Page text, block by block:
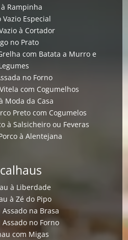
Rampinha
Vazio Especial
à Cortador
no Prato
com Batata a Murro e
no Forno
com Cogumelhos
Moda da Casa
Preto com Cogumelos
à Salsicheiro ou Feveras
à Alentejana
à Liberdade
à Zé do Pipo
Assado na Brasa
Assado no Forno
com Migas